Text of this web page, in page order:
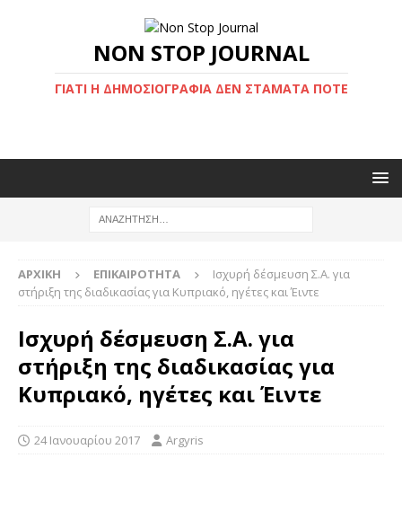
NON STOP JOURNAL
ΓΙΑΤΊ Η ΔΗΜΟΣΙΟΓΡΑΦΊΑ ΔΕΝ ΣΤΑΜΑΤΆ ΠΟΤΈ
ΑΡΧΙΚΉ ΕΠΙΚΑΙΡΌΤΗΤΑ
Ισχυρή δέσμευση Σ.Α. για
στήριξη της διαδικασίας για Κυπριακό, ηγέτες και Έιντε
Ισχυρή δέσμευση Σ.Α. για
στήριξη της διαδικασίας για
Κυπριακό, ηγέτες και Έιντε
24 Ιανουαρίου 2017 Argyris